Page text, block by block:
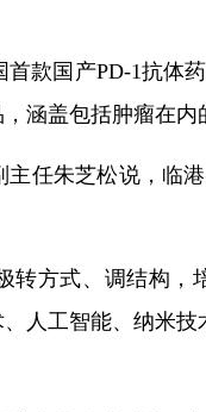
款国产PD-1抗体
涵盖包括肿瘤在内
任朱芝松说，临
转方式、调结构
人工智能、纳米